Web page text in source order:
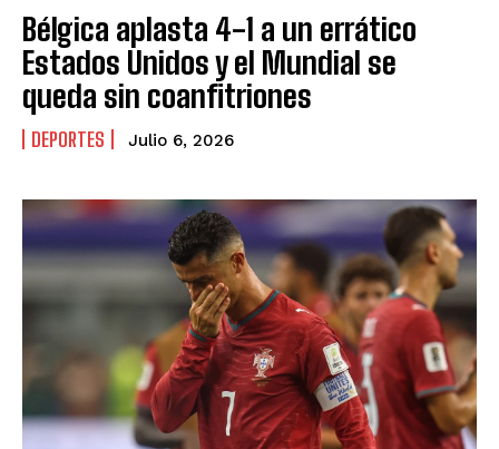
Bélgica aplasta 4-1 a un errático
Estados Unidos y el Mundial se
queda sin coanfitriones
DEPORTES Julio 6, 2026